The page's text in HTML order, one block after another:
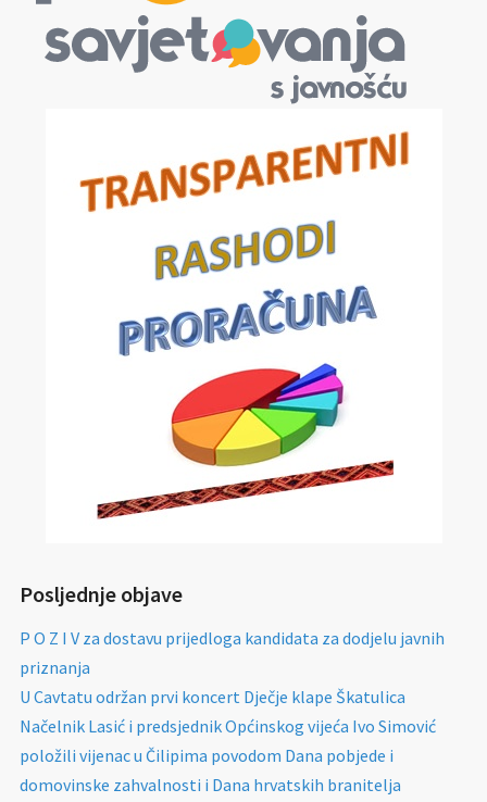
Posljednje objave
P O Z I V za dostavu prijedloga kandidata za dodjelu javnih
priznanja
U Cavtatu održan prvi koncert Dječje klape Škatulica
Načelnik Lasić i predsjednik Općinskog vijeća Ivo Simović
položili vijenac u Čilipima povodom Dana pobjede i
domovinske zahvalnosti i Dana hrvatskih branitelja